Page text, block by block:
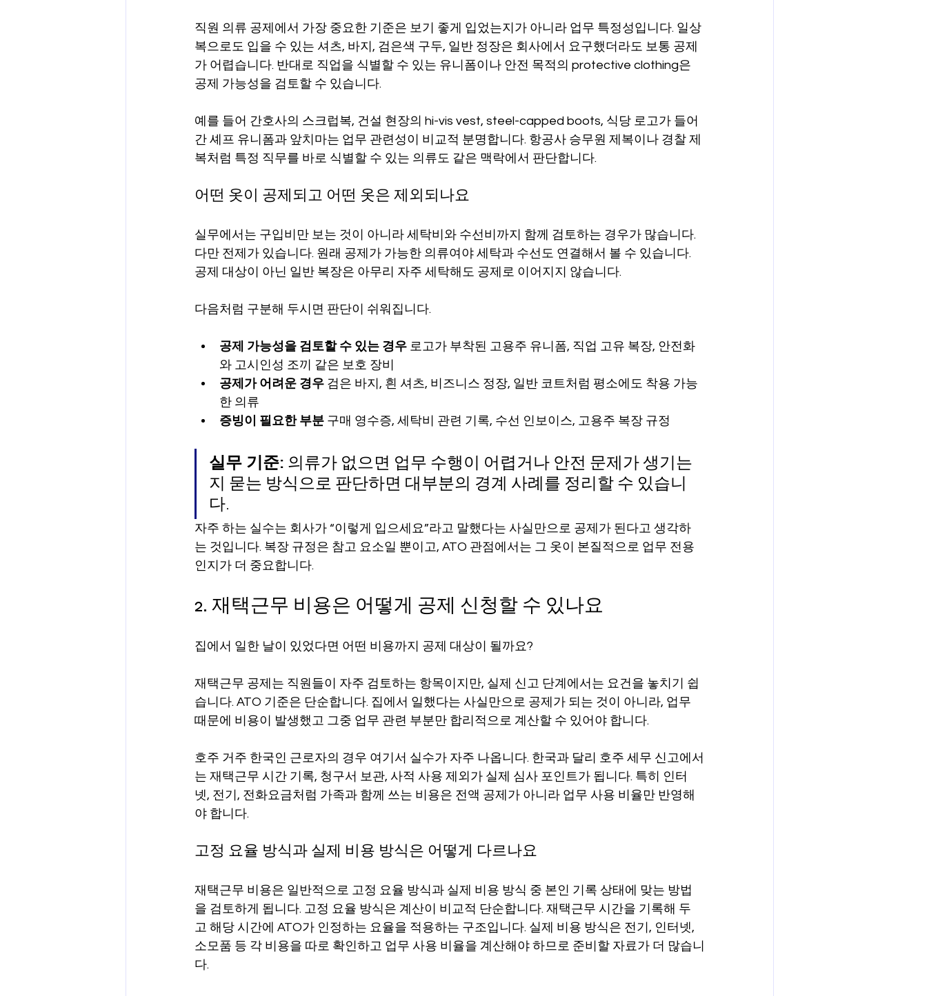
직원 의류 공제에서 가장 중요한 기준은 보기 좋게 입었는지가 아니라 업무 특정성입니다. 일상
복으로도 입을 수 있는 셔츠, 바지, 검은색 구두, 일반 정장은 회사에서 요구했더라도 보통 공제
가 어렵습니다. 반대로 직업을 식별할 수 있는 유니폼이나 안전 목적의 protective clothing은
공제 가능성을 검토할 수 있습니다.
예를 들어 간호사의 스크럽복, 건설 현장의 hi-vis vest, steel-capped boots, 식당 로고가 들어
간 셰프 유니폼과 앞치마는 업무 관련성이 비교적 분명합니다. 항공사 승무원 제복이나 경찰 제
복처럼 특정 직무를 바로 식별할 수 있는 의류도 같은 맥락에서 판단합니다.
어떤 옷이 공제되고 어떤 옷은 제외되나요
실무에서는 구입비만 보는 것이 아니라 세탁비와 수선비까지 함께 검토하는 경우가 많습니다.
다만 전제가 있습니다. 원래 공제가 가능한 의류여야 세탁과 수선도 연결해서 볼 수 있습니다.
공제 대상이 아닌 일반 복장은 아무리 자주 세탁해도 공제로 이어지지 않습니다.
다음처럼 구분해 두시면 판단이 쉬워집니다.
공제 가능성을 검토할 수 있는 경우 로고가 부착된 고용주 유니폼, 직업 고유 복장, 안전화
와 고시인성 조끼 같은 보호 장비
공제가 어려운 경우 검은 바지, 흰 셔츠, 비즈니스 정장, 일반 코트처럼 평소에도 착용 가능
한 의류
증빙이 필요한 부분 구매 영수증, 세탁비 관련 기록, 수선 인보이스, 고용주 복장 규정
실무 기준: 의류가 없으면 업무 수행이 어렵거나 안전 문제가 생기는
지 묻는 방식으로 판단하면 대부분의 경계 사례를 정리할 수 있습니
다.
자주 하는 실수는 회사가 “이렇게 입으세요”라고 말했다는 사실만으로 공제가 된다고 생각하
는 것입니다. 복장 규정은 참고 요소일 뿐이고, ATO 관점에서는 그 옷이 본질적으로 업무 전용
인지가 더 중요합니다.
2. 재택근무 비용은 어떻게 공제 신청할 수 있나요
집에서 일한 날이 있었다면 어떤 비용까지 공제 대상이 될까요?
재택근무 공제는 직원들이 자주 검토하는 항목이지만, 실제 신고 단계에서는 요건을 놓치기 쉽
습니다. ATO 기준은 단순합니다. 집에서 일했다는 사실만으로 공제가 되는 것이 아니라, 업무
때문에 비용이 발생했고 그중 업무 관련 부분만 합리적으로 계산할 수 있어야 합니다.
호주 거주 한국인 근로자의 경우 여기서 실수가 자주 나옵니다. 한국과 달리 호주 세무 신고에서
는 재택근무 시간 기록, 청구서 보관, 사적 사용 제외가 실제 심사 포인트가 됩니다. 특히 인터
넷, 전기, 전화요금처럼 가족과 함께 쓰는 비용은 전액 공제가 아니라 업무 사용 비율만 반영해
야 합니다.
고정 요율 방식과 실제 비용 방식은 어떻게 다르나요
재택근무 비용은 일반적으로 고정 요율 방식과 실제 비용 방식 중 본인 기록 상태에 맞는 방법
을 검토하게 됩니다. 고정 요율 방식은 계산이 비교적 단순합니다. 재택근무 시간을 기록해 두
고 해당 시간에 ATO가 인정하는 요율을 적용하는 구조입니다. 실제 비용 방식은 전기, 인터넷,
소모품 등 각 비용을 따로 확인하고 업무 사용 비율을 계산해야 하므로 준비할 자료가 더 많습니
다.